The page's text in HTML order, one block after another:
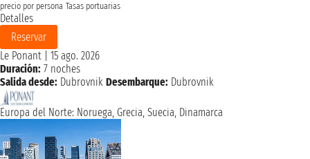
precio por persona Tasas portuarias
Detalles
Reservar
Le Ponant
15 ago. 2026
Duración: 7 noches
Salida desde: Dubrovnik Desembarque: Dubrovnik
Europa del Norte: Noruega, Grecia, Suecia, Dinamarca